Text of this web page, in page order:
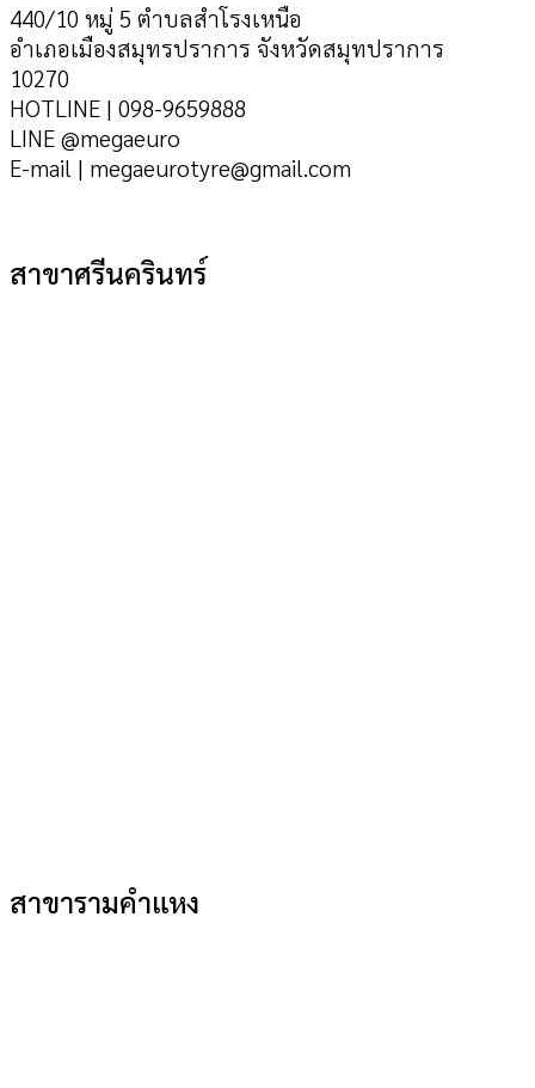
440/10 หมู่ 5 ตำบลสำโรงเหนือ
อำเภอเมืองสมุทรปราการ จังหวัดสมุทปราการ
10270
HOTLINE | 098-9659888
LINE @megaeuro
E-mail | megaeurotyre@gmail.com
สาขาศรีนครินทร์
สาขารามคำแหง